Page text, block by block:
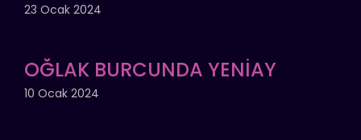
23 Ocak 2024
OĞLAK BURCUNDA YENİAY
10 Ocak 2024